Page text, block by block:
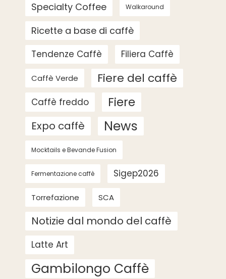
Specialty Coffee Walkaround
Ricette a base di caffè
Tendenze Caffè Filiera Caffè
Caffè Verde Fiere del caffè
Caffè freddo Fiere
Expo caffè News
Mocktails e Bevande Fusion
Fermentazione caffè Sigep2026
Torrefazione SCA
Notizie dal mondo del caffè
Latte Art
Gambilongo Caffè